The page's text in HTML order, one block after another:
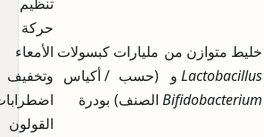
خليط متوازن من
Lactobacillusو
Bifidobacterium
مليارات
(حسب
الصنف)
كبسولات
/ أكياس
بودرة
حركة
الأمعاء
وتخفيف
اضطرابات
القولون